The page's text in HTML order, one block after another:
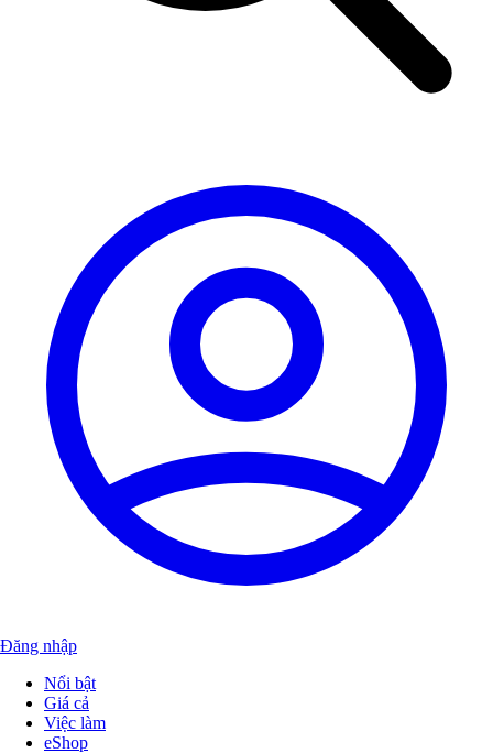
Đăng nhập
Nổi bật
Giá cả
Việc làm
eShop